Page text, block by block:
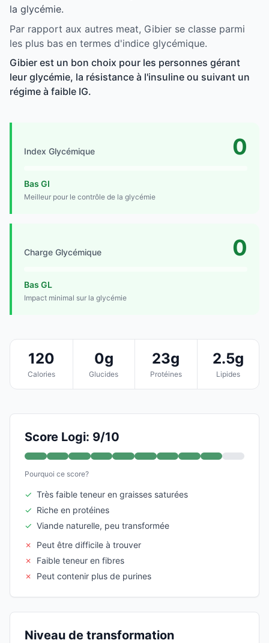
la glycémie.
Par rapport aux autres meat, Gibier se classe parmi
les plus bas en termes d'indice glycémique.
Gibier est un bon choix pour les personnes gérant
leur glycémie, la résistance à l'insuline ou suivant un
régime à faible IG.
Index Glycémique 0
Bas GI
Meilleur pour le contrôle de la glycémie
Charge Glycémique 0
Bas GL
Impact minimal sur la glycémie
120
Calories
0g
Glucides
23g
Protéines
2.5g
Lipides
Score Logi: 9/10
Pourquoi ce score?
✓ Très faible teneur en graisses saturées
✓ Riche en protéines
✓ Viande naturelle, peu transformée
✗
Peut être difficile à trouver
✗
Faible teneur en fibres
✗
Peut contenir plus de purines
Niveau de transformation